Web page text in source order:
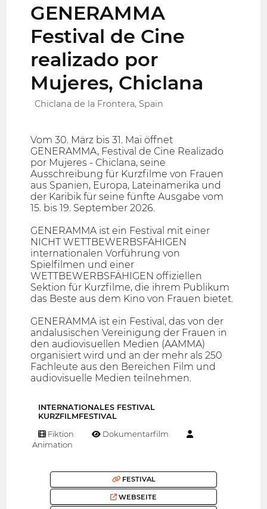
GENERAMMA
Festival de Cine
realizado por
Mujeres, Chiclana
Chiclana de la Frontera, Spain
Vom 30. März bis 31. Mai öffnet
GENERAMMA, Festival de Cine Realizado
por Mujeres - Chiclana, seine
Ausschreibung für Kurzfilme von Frauen
aus Spanien, Europa, Lateinamerika und
der Karibik für seine fünfte Ausgabe vom
15. bis 19. September 2026.
GENERAMMA ist ein Festival mit einer
NICHT WETTBEWERBSFÄHIGEN
internationalen Vorführung von
Spielfilmen und einer
WETTBEWERBSFÄHIGEN offiziellen
Sektion für Kurzfilme, die ihrem Publikum
das Beste aus dem Kino von Frauen bietet.
GENERAMMA ist ein Festival, das von der
andalusischen Vereinigung der Frauen in
den audiovisuellen Medien (AAMMA)
organisiert wird und an der mehr als 250
Fachleute aus den Bereichen Film und
audiovisuelle Medien teilnehmen.
INTERNATIONALES FESTIVAL
KURZFILMFESTIVAL
Fiktion
Dokumentarfilm
Animation
FESTIVAL
WEBSEITE